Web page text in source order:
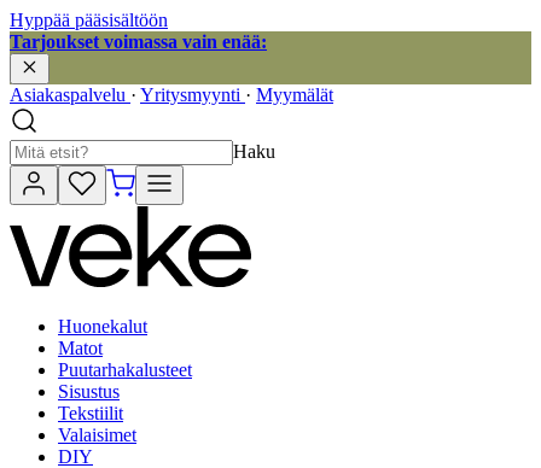
Hyppää pääsisältöön
Tarjoukset voimassa vain enää:
Asiakaspalvelu · Yritysmyynti · Myymälät
Haku
Huonekalut
Matot
Puutarhakalusteet
Sisustus
Tekstiilit
Valaisimet
DIY